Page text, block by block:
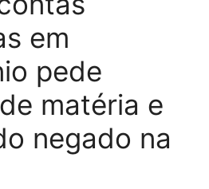
em
pede
matéria e
negado na